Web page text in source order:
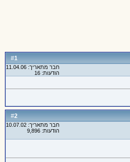
#
1
חבר מתאריך: 11.04.06
הודעות: 16
#
2
חבר מתאריך: 10.07.02
הודעות: 9,896